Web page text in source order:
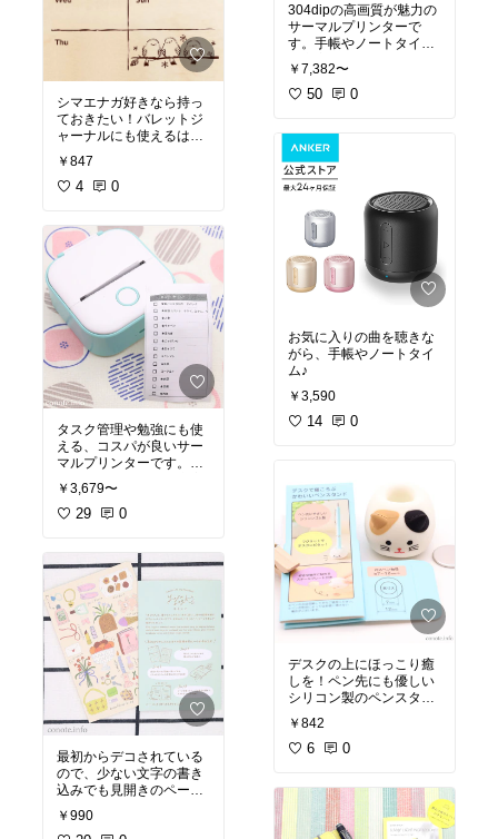
シマエナガ好きなら持っ
ておきたい！バレットジ
ャーナルにも使えるはん
こです。
￥847
4 0
タスク管理や勉強にも使
える、コスパが良いサー
マルプリンターです。手
帳やノートタイムも充実
すること間違いなし！
オリジナル写真
￥3,679〜
29 0
最初からデコされている
ので、少ない文字の書き
込みでも見開きのページ
が完成！ゆるく楽しくノ
ートを続けたい人におす
￥990
304dipの高画質が魅力の
サーマルプリンターで
す。手帳やノートタイム
し！#オリジナル写真
￥7,382〜
50 0
お気に入りの曲を聴きな
がら、手帳やノートタイ
ム♪
￥3,590
14 0
デスクの上にほっこり癒
しを！ペン先にも優しい
シリコン製のペンスタン
真
￥842
6 0